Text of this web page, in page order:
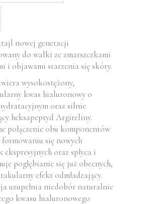
nowej generacji
do walki ze zmarszczkami
i objawami starzenia się skóry.
wysokostężony,
kwas hialuronowy o
oraz silnie
heksapeptyd Argireliny.
połączenie obu komponentów
się nowych
ekspresyjnych oraz spłyca i
pogłębianie się już obecnych,
efekt odmładzający.
uzupełnia niedobór naturalnie
kwasu hialuronowego